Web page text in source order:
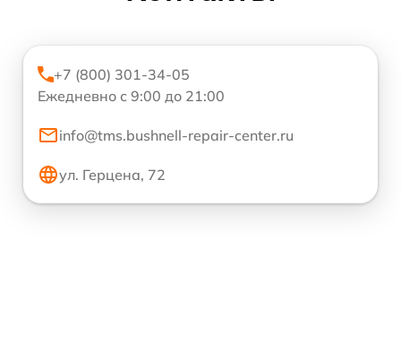
+7 (800) 301-34-05
Ежедневно с 9:00 до 21:00
info@tms.bushnell-repair-center.ru
ул. Герцена, 72